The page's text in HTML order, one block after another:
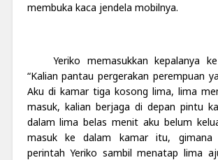
membuka kaca jendela mobilnya.
Yeriko memasukkan kepalanya
“Kalian pantau pergerakan perempuan
Aku di kamar tiga kosong lima, lima
masuk, kalian berjaga di depan pintu
dalam lima belas menit aku belum
masuk ke dalam kamar itu, gimana
perintah Yeriko sambil menatap lima